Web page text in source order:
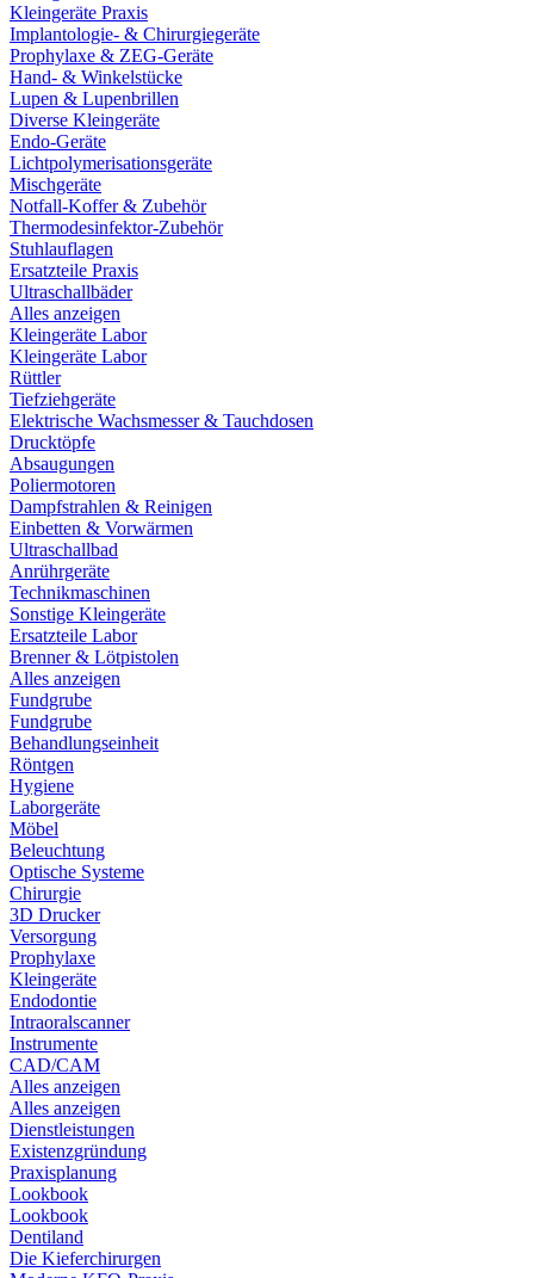
Kleingeräte Praxis
Implantologie- & Chirurgiegeräte
Prophylaxe & ZEG-Geräte
Hand- & Winkelstücke
Lupen & Lupenbrillen
Diverse Kleingeräte
Endo-Geräte
Lichtpolymerisationsgeräte
Mischgeräte
Notfall-Koffer & Zubehör
Thermodesinfektor-Zubehör
Stuhlauflagen
Ersatzteile Praxis
Ultraschallbäder
Alles anzeigen
Kleingeräte Labor
Kleingeräte Labor
Rüttler
Tiefziehgeräte
Elektrische Wachsmesser & Tauchdosen
Drucktöpfe
Absaugungen
Poliermotoren
Dampfstrahlen & Reinigen
Einbetten & Vorwärmen
Ultraschallbad
Anrührgeräte
Technikmaschinen
Sonstige Kleingeräte
Ersatzteile Labor
Brenner & Lötpistolen
Alles anzeigen
Fundgrube
Fundgrube
Behandlungseinheit
Röntgen
Hygiene
Laborgeräte
Möbel
Beleuchtung
Optische Systeme
Chirurgie
3D Drucker
Versorgung
Prophylaxe
Kleingeräte
Endodontie
Intraoralscanner
Instrumente
CAD/CAM
Alles anzeigen
Alles anzeigen
Dienstleistungen
Existenzgründung
Praxisplanung
Lookbook
Lookbook
Dentiland
Die Kieferchirurgen